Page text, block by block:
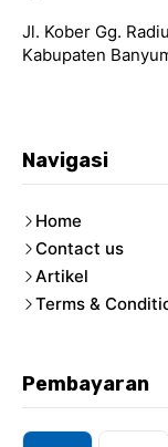
Jl. Kober Gg.
Kabupaten
Navigasi
Home
Contact us
Artikel
Terms &
Pembayaran